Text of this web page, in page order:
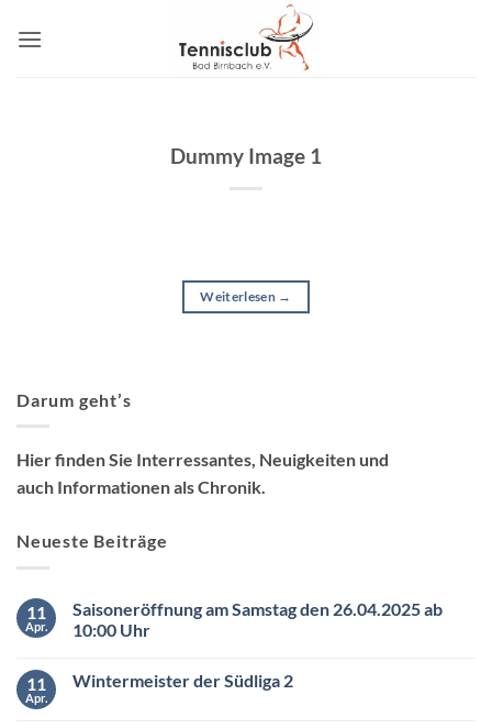
Inhalt
Dummy Image 1
Weiterlesen →
Darum geht’s
Hier finden Sie Interressantes, Neuigkeiten und
auch Informationen als Chronik.
Neueste Beiträge
11
Apr.
Saisoneröffnung am Samstag den 26.04.2025 ab
10:00 Uhr
zu
11
Apr.
Wintermeister der Südliga 2